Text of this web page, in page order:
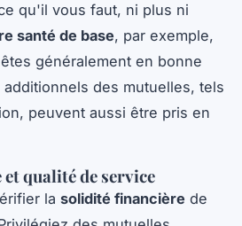
qu'il vous faut, ni plus ni
santé de base, par exemple,
généralement en bonne
des mutuelles, tels
peuvent aussi être pris en
qualité de service
la solidité financière de